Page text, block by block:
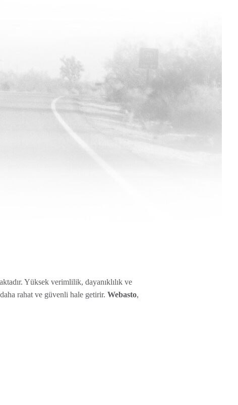
Yüksek verimlilik, dayanıklılık ve
rahat ve güvenli hale getirir. Webasto,